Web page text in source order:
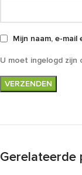
Mijn naam, e-
U moet ingelogd
Gerelateerde